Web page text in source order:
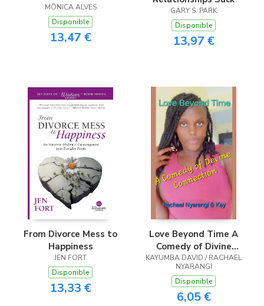
MÔNICA ALVES
Disponible
13,47 €
GARY S. PARK
Disponible
13,97 €
From Divorce Mess to
Happiness
JEN FORT
Disponible
13,33 €
Love Beyond Time A
Comedy of Divine
Connection
KAYUMBA DAVID / RACHAEL
NYARANGI
Disponible
6,05 €